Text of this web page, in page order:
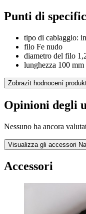
Punti di
tipo di cablaggio:
filo Fe nudo
diametro del filo
lunghezza 100 mm
Zobrazit hodnocení
Opinioni degli
Nessuno ha ancora
Visualizza gli accessori
Accessori